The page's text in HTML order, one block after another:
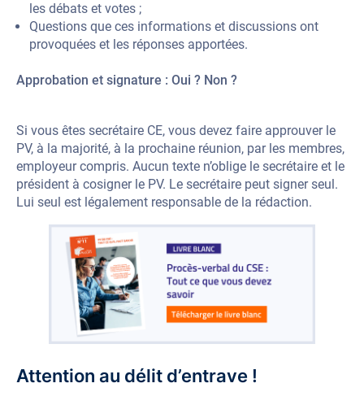
les débats et votes ;
Questions que ces informations et discussions ont
provoquées et les réponses apportées.
Approbation et signature : Oui ? Non ?
Si vous êtes secrétaire CE, vous devez faire approuver le
PV, à la majorité, à la prochaine réunion, par les membres,
employeur compris. Aucun texte n’oblige le secrétaire et le
président à cosigner le PV. Le secrétaire peut signer seul.
Lui seul est légalement responsable de la rédaction.
Attention au délit d’entrave !